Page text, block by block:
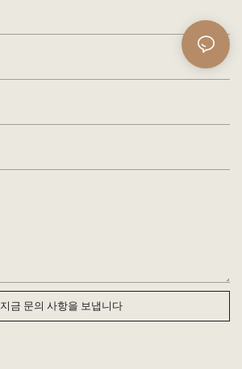
지금 문의 사항을 보냅니다